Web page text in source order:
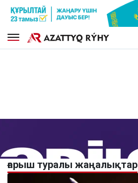
ғарыш туралы жаңалықтар